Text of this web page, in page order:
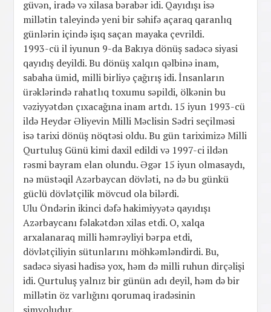
güvən, iradə və xilasa bərabər idi. Qayıdışı isə
millətin taleyində yeni bir səhifə açaraq qaranlıq
günlərin içində işıq saçan mayaka çevrildi.
1993-cü il iyunun 9-da Bakıya dönüş sadəcə siyasi
qayıdış deyildi. Bu dönüş xalqın qəlbinə inam,
sabaha ümid, milli birliyə çağırış idi. İnsanların
ürəklərində rahatlıq toxumu səpildi, ölkənin bu
vəziyyətdən çıxacağına inam artdı. 15 iyun 1993-cü
ildə Heydər Əliyevin Milli Məclisin Sədri seçilməsi
isə tarixi dönüş nöqtəsi oldu. Bu gün tariximizə Milli
Qurtuluş Günü kimi daxil edildi və 1997-ci ildən
rəsmi bayram elan olundu. Əgər 15 iyun olmasaydı,
nə müstəqil Azərbaycan dövləti, nə də bu günkü
güclü dövlətçilik mövcud ola bilərdi.
Ulu Öndərin ikinci dəfə hakimiyyətə qayıdışı
Azərbaycanı fəlakətdən xilas etdi. O, xalqa
arxalanaraq milli həmrəyliyi bərpa etdi,
dövlətçiliyin sütunlarını möhkəmləndirdi. Bu,
sadəcə siyasi hadisə yox, həm də milli ruhun dirçəlişi
idi. Qurtuluş yalnız bir günün adı deyil, həm də bir
millətin öz varlığını qorumaq iradəsinin